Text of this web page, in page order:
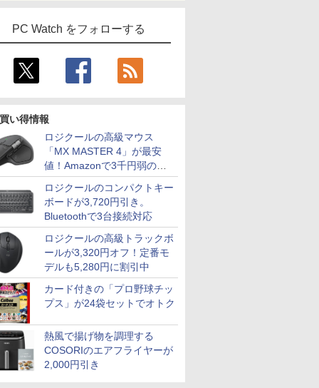
PC Watch をフォローする
い得情報
ロジクールの高級マウス
「MX MASTER 4」が最安
値！Amazonで3千円弱の割
引
ロジクールのコンパクトキー
ボードが3,720円引き。
Bluetoothで3台接続対応
ロジクールの高級トラックボ
ールが3,320円オフ！定番モ
デルも5,280円に割引中
カード付きの「プロ野球チッ
プス」が24袋セットでオトク
熱風で揚げ物を調理する
COSORIのエアフライヤーが
2,000円引き